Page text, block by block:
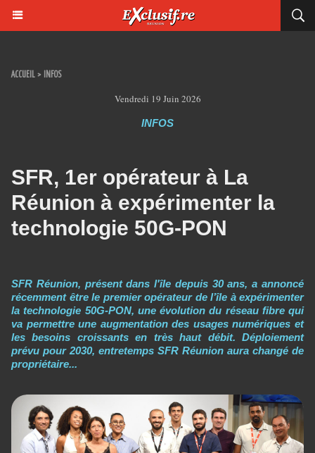
ACCUEIL > INFOS
Vendredi 19 Juin 2026
INFOS
SFR, 1er opérateur à La
Réunion à expérimenter la
technologie 50G-PON
SFR Réunion, présent dans l'île depuis 30 ans, a annoncé
récemment être le premier opérateur de l’île à expérimenter
la technologie 50G-PON, une évolution du réseau fibre qui
va permettre une augmentation des usages numériques et
les besoins croissants en très haut débit. Déploiement
prévu pour 2030, entretemps SFR Réunion aura changé de
propriétaire...